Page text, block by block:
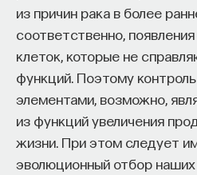
из причин рака в более
соответственно,
клеток, которые не
функций. Поэтому
элементами, возможно,
из функций увеличения
жизни. При этом следует
эволюционный отбор
Что такое